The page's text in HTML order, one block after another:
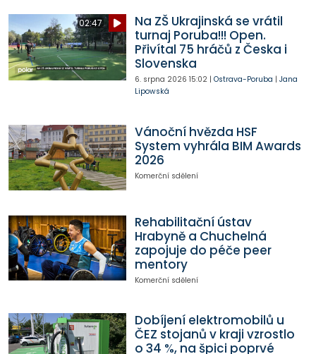
02:47
Na ZŠ Ukrajinská se vrátil
turnaj Poruba!!! Open.
Přivítal 75 hráčů z Česka i
Slovenska
6. srpna 2026 15:02| Ostrava-Poruba | Jana
Lipowská
Vánoční hvězda HSF
System vyhrála BIM Awards
2026
Komerční sdělení
Rehabilitační ústav
Hrabyně a Chuchelná
zapojuje do péče peer
mentory
Komerční sdělení
Dobíjení elektromobilů u
ČEZ stojanů v kraji vzrostlo
o 34 %, na špici poprvé